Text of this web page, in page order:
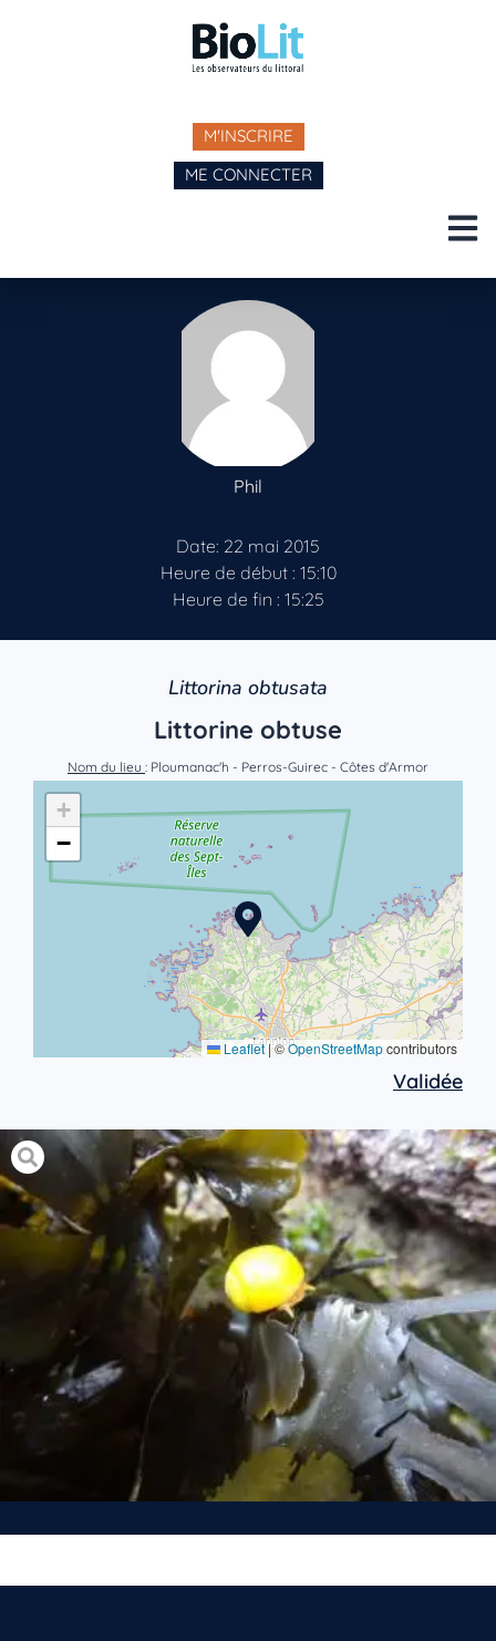
M'INSCRIRE
ME CONNECTER
Phil
Date: 22 mai 2015
Heure de début : 15:10
Heure de fin : 15:25
Littorina obtusata
Littorine obtuse
Nom du lieu : Ploumanac'h - Perros-Guirec - Côtes d'Armor
+
−
Leaflet |©OpenStreetMapcontributors
Validée